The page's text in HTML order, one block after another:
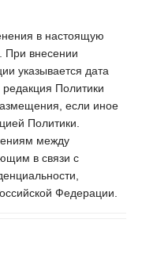
в настоящую
При внесении
указывается дата
Политики
если иное
Политики.
между
в связи с
Федерации.